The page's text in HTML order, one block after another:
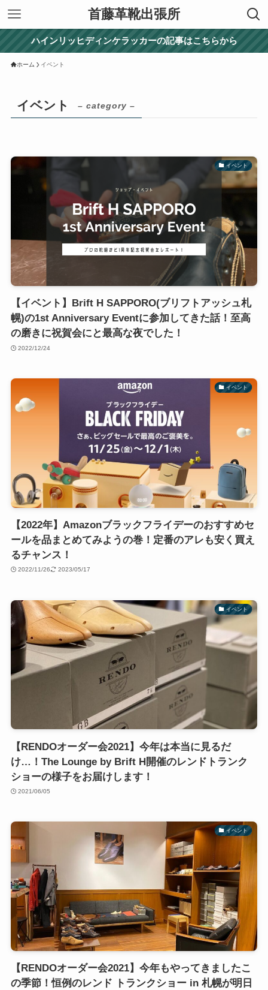
首藤革靴出張所
ハインリッヒディンケラッカーの記事はこちらから
ホーム イベント
イベント – category –
イベント
【イベント】Brift H SAPPORO(ブリフトアッシュ札
幌)の1st Anniversary Eventに参加してきた話！至高
の磨きに祝賀会にと最高な夜でした！
2022/12/24
イベント
【2022年】Amazonブラックフライデーのおすすめセ
ールを品まとめてみようの巻！定番のアレも安く買え
るチャンス！
2022/11/26 2023/05/17
イベント
【RENDOオーダー会2021】今年は本当に見るだ
け…！The Lounge by Brift H開催のレンドトランク
ショーの様子をお届けします！
2021/06/05
イベント
【RENDOオーダー会2021】今年もやってきましたこ
の季節！恒例のレンド トランクショー in 札幌が明日